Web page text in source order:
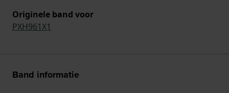
Originele band voor
PXH961X1
Band informatie